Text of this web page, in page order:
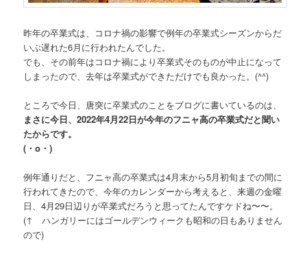
昨年の卒業式は、コロナ禍の影響で例年の卒業式シーズンからだ
いぶ遅れた6月に行われたんでした。
でも、その前年はコロナ禍により卒業式そのものが中止になって
しまったので、去年は卒業式ができただけでも良かった。(^^)
ところで今日、唐突に卒業式のことをブログに書いているのは、
まさに今日、2022年4月22日が今年のフニャ高の卒業式だと聞い
たからです。
(・o・)
例年通りだと、フニャ高の卒業式は4月末から5月初旬までの間に
行われてきたので、今年のカレンダーから考えると、来週の金曜
日、4月29日辺りが卒業式だろうと思ってたんですケドね〜〜。
(↑ ハンガリーにはゴールデンウィークも昭和の日もありません
ので)